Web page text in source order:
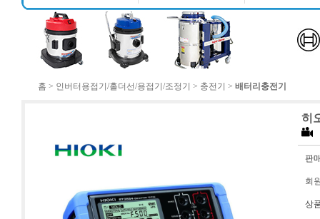
홈 > 인버터용접기/홀더선/용접기/조정기 > 충전기 > 배터리충전기
히
판
회
상